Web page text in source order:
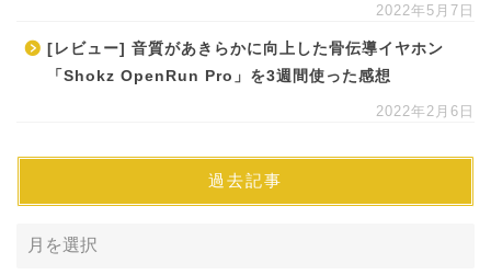
2022年5月7日
[レビュー] 音質があきらかに向上した骨伝導イヤホン
「Shokz OpenRun Pro」を3週間使った感想
2022年2月6日
過去記事